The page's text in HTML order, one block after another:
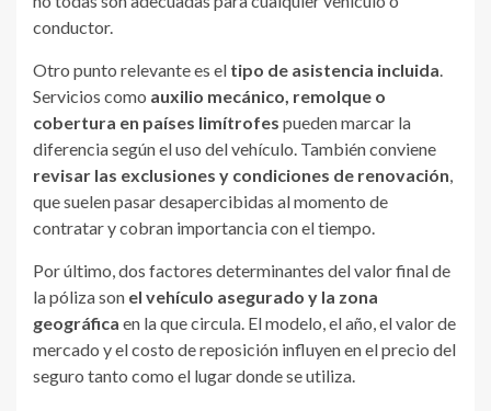
conductor.
Otro punto relevante es el tipo de asistencia incluida
Servicios como auxilio mecánico, remolque o
cobertura en países limítrofes pueden marcar la
diferencia según el uso del vehículo. También conviene
revisar las exclusiones y condiciones de renovación
que suelen pasar desapercibidas al momento de
contratar y cobran importancia con el tiempo.
Por último, dos factores determinantes del valor final de
la póliza son el vehículo asegurado y la zona
geográfica en la que circula. El modelo, el año, el valor de
mercado y el costo de reposición influyen en el precio del
seguro tanto como el lugar donde se utiliza.